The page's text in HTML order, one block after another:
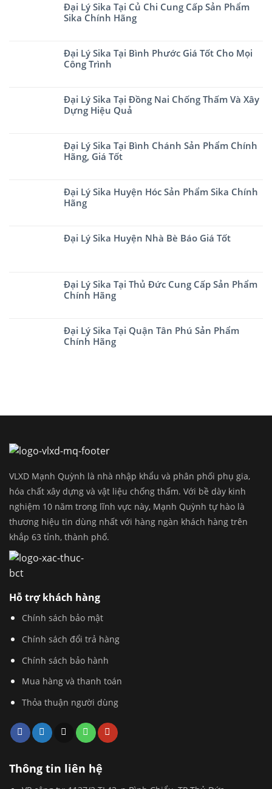
Đại Lý Sika Tại Củ Chi Cung Cấp Sản Phẩm
Sika Chính Hãng
Đại Lý Sika Tại Bình Phước Giá Tốt Cho Mọi
Công Trình
Đại Lý Sika Tại Đồng Nai Chống Thấm Và Xây
Dựng Hiệu Quả
Đại Lý Sika Tại Bình Chánh Sản Phẩm Chính
Hãng, Giá Tốt
Đại Lý Sika Huyện Hóc Sản Phẩm Sika Chính
Hãng
Đại Lý Sika Huyện Nhà Bè Báo Giá Tốt
Đại Lý Sika Tại Thủ Đức Cung Cấp Sản Phẩm
Chính Hãng
Đại Lý Sika Tại Quận Tân Phú Sản Phẩm
Chính Hãng
VLXD Mạnh Quỳnh là nhà nhập khẩu và phân phối phụ gia,
hóa chất xây dựng và vật liệu chống thấm. Với bề dày kinh
nghiệm 10 năm trong lĩnh vực này, Mạnh Quỳnh tự hào là
thương hiệu tin dùng nhất với hàng ngàn khách hàng trên
khắp 63 tỉnh, thành phố.
Hỗ trợ khách hàng
Chính sách bảo mật
Chính sách đổi trả hàng
Chính sách bảo hành
Mua hàng và thanh toán
Thỏa thuận người dùng
Thông tin liên hệ